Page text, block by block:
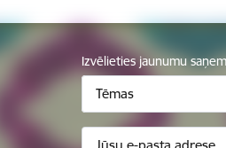
Izvēlieties jaunumu
Tēmas